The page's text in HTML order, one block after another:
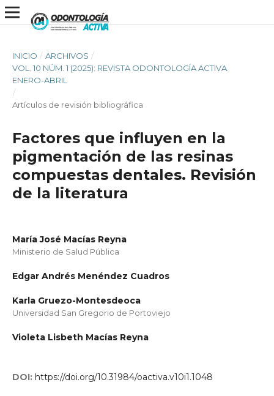
INICIO / ARCHIVOS /
VOL. 10 NÚM. 1 (2025): REVISTA ODONTOLOGÍA ACTIVA.
ENERO-ABRIL
/
Artículos de revisión bibliográfica
Factores que influyen en la
pigmentación de las resinas
compuestas dentales. Revisión
de la literatura
María José Macías Reyna
Ministerio de Salud Pública
Edgar Andrés Menéndez Cuadros
Karla Gruezo-Montesdeoca
Universidad San Gregorio de Portoviejo
Violeta Lisbeth Macías Reyna
DOI: https://doi.org/10.31984/oactiva.v10i1.1048